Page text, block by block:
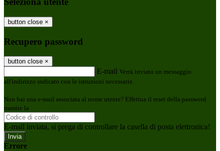
button close ×
Recupero password
button close ×
E-mail Verrà inviato un messaggio
all'indirizzo indicato con le istruzioni necessarie.
Non hai una e-mail associata al nome utente? Effettua il reset della password
tramite la
E-mail inviata, si prega di controllare la casella di posta elettronica!
Errore